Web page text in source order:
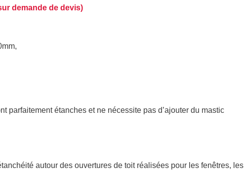
demande de devis)
parfaitement étanches et ne nécessite pas d’ajouter du mastic
autour des ouvertures de toit réalisées pour les fenêtres, les